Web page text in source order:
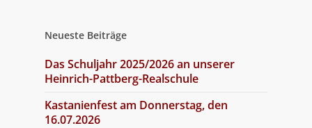
Neueste Beiträge
Das Schuljahr 2025/2026 an unserer
Heinrich-Pattberg-Realschule
Kastanienfest am Donnerstag, den
16.07.2026